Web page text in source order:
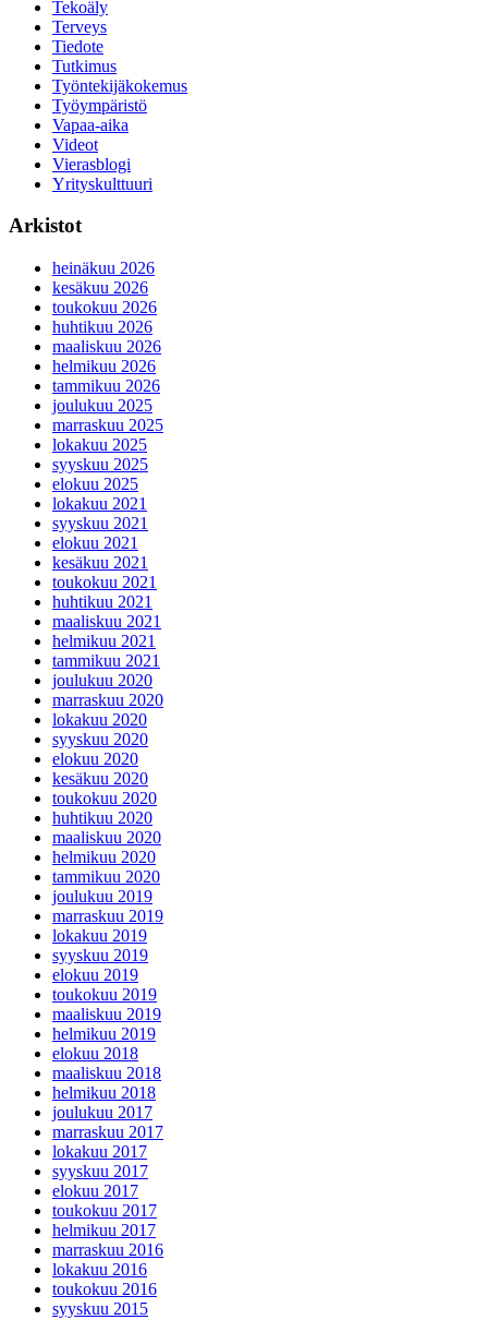
Tekoäly
Terveys
Tiedote
Tutkimus
Työntekijäkokemus
Työympäristö
Vapaa-aika
Videot
Vierasblogi
Yrityskulttuuri
Arkistot
heinäkuu 2026
kesäkuu 2026
toukokuu 2026
huhtikuu 2026
maaliskuu 2026
helmikuu 2026
tammikuu 2026
joulukuu 2025
marraskuu 2025
lokakuu 2025
syyskuu 2025
elokuu 2025
lokakuu 2021
syyskuu 2021
elokuu 2021
kesäkuu 2021
toukokuu 2021
huhtikuu 2021
maaliskuu 2021
helmikuu 2021
tammikuu 2021
joulukuu 2020
marraskuu 2020
lokakuu 2020
syyskuu 2020
elokuu 2020
kesäkuu 2020
toukokuu 2020
huhtikuu 2020
maaliskuu 2020
helmikuu 2020
tammikuu 2020
joulukuu 2019
marraskuu 2019
lokakuu 2019
syyskuu 2019
elokuu 2019
toukokuu 2019
maaliskuu 2019
helmikuu 2019
elokuu 2018
maaliskuu 2018
helmikuu 2018
joulukuu 2017
marraskuu 2017
lokakuu 2017
syyskuu 2017
elokuu 2017
toukokuu 2017
helmikuu 2017
marraskuu 2016
lokakuu 2016
toukokuu 2016
syyskuu 2015